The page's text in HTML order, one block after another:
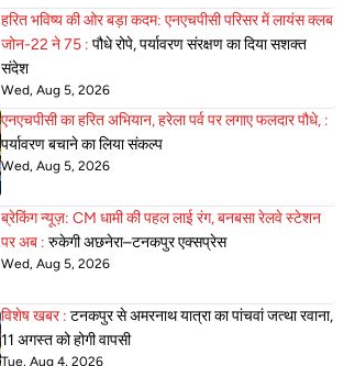
हरित भविष्य की ओर बड़ा कदम: एनएचपीसी परिसर में लायंस क्लब
जोन-22 ने 75 : पौधे रोपे, पर्यावरण संरक्षण का दिया सशक्त
संदेश
Wed, Aug 5, 2026
एनएचपीसी का हरित अभियान, हरेला पर्व पर लगाए फलदार पौधे, :
पर्यावरण बचाने का लिया संकल्प
Wed, Aug 5, 2026
ब्रेकिंग न्यूज़: CM धामी की पहल लाई रंग, बनबसा रेलवे स्टेशन
पर अब : रुकेगी अछनेरा–टनकपुर एक्सप्रेस
Wed, Aug 5, 2026
विशेष खबर : टनकपुर से अमरनाथ यात्रा का पांचवां जत्था रवाना,
11 अगस्त को होगी वापसी
Tue, Aug 4, 2026